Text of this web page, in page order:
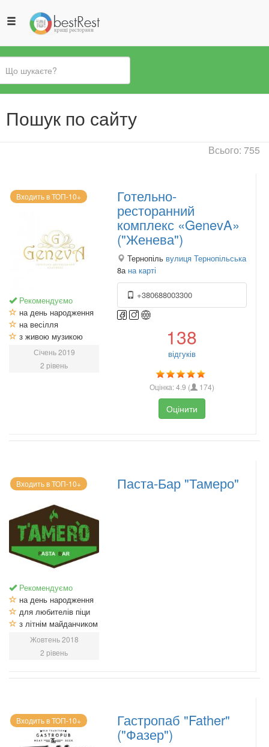
Ви
єПошук по сайту
Всього: 755
Входить в ТОП-10+
Рекомендуємо
на день народження
на весілля
з живою музикою
Січень 2019
2 рівень
Готельно-
ресторанний
комплекс «GenevA»
("Женева")
Тернопіль вулиця Тернопільська
8а на карті
+380688003300
138
відгуків
Оцінка:4.9 ( 174)
Оцінити
Входить в ТОП-10+
Рекомендуємо
на день народження
для любителів піци
з літнім майданчиком
Жовтень 2018
2 рівень
Паста-Бар "Тамеро"
Входить в ТОП-10+ Гастропаб "Father"
("Фазер")